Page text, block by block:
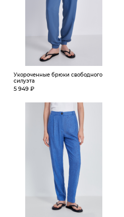
Укороченные брюки свободного
силуэта
5 949 ₽